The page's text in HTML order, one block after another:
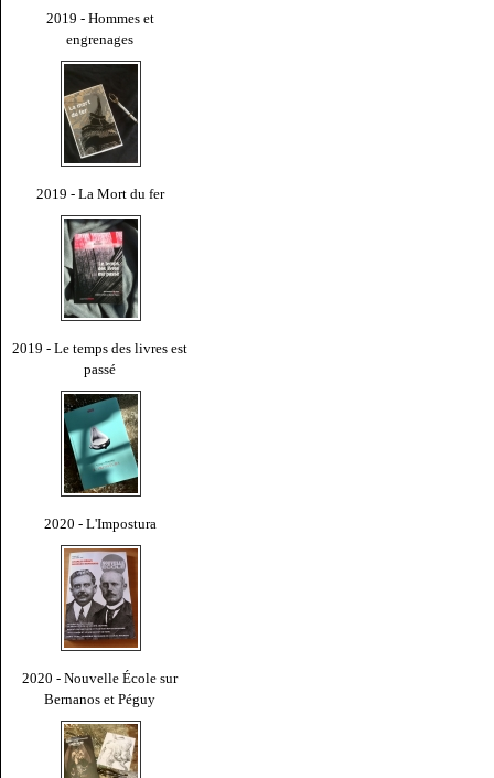
2019 - Hommes et
engrenages
2019 - La Mort du fer
2019 - Le temps des livres est
passé
2020 - L'Impostura
2020 - Nouvelle École sur
Bernanos et Péguy